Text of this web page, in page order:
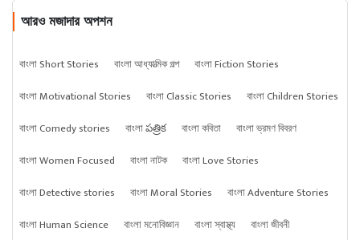
আরও মজাদার অপশন
বাংলা Short Stories বাংলা আধ্যাত্মিক গল্প
বাংলা Fiction Stories
বাংলা Motivational Stories
বাংলা Classic Stories
বাংলা Children Stories
বাংলা Comedy stories
বাংলা పత్రిక বাংলা কবিতা
বাংলা ভ্রমণ বিবরণ
বাংলা Women Focused
বাংলা নাটক
বাংলা Love Stories
বাংলা Detective stories
বাংলা Moral Stories
বাংলা Adventure Stories
বাংলা Human Science
বাংলা মনোবিজ্ঞান বাংলা স্বাস্থ্য
বাংলা জীবনী